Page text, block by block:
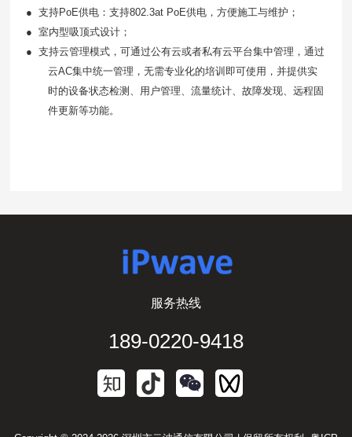
●支持PoE供电：支持802.3at PoE供电，方便施工与维护；
●室内型吸顶式设计；
●支持云管理模式，可通过公有云或者私有云平台集中管理，通过
云AC集中统一管理，无需专业化的培训即可使用，并提供实
时的设备状态检测、用户管理、流量统计、故障发现、远程固
件更新等功能。
服务热线
189-0220-9418